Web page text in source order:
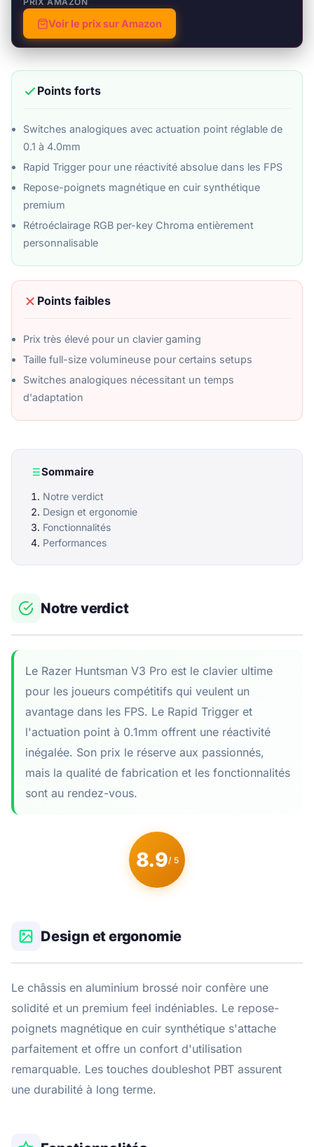
Voir le prix sur Amazon
Points forts
Switches analogiques avec actuation point réglable de
0.1 à 4.0mm
Rapid Trigger pour une réactivité absolue dans les FPS
Repose-poignets magnétique en cuir synthétique
premium
Rétroéclairage RGB per-key Chroma entièrement
personnalisable
Points faibles
Prix très élevé pour un clavier gaming
Taille full-size volumineuse pour certains setups
Switches analogiques nécessitant un temps
d'adaptation
Sommaire
Notre verdict
Design et ergonomie
Fonctionnalités
Performances
Notre verdict
Le Razer Huntsman V3 Pro est le clavier ultime
pour les joueurs compétitifs qui veulent un
avantage dans les FPS. Le Rapid Trigger et
l'actuation point à 0.1mm offrent une réactivité
inégalée. Son prix le réserve aux passionnés,
mais la qualité de fabrication et les fonctionnalités
sont au rendez-vous.
8.9/ 5
Design et ergonomie
Le châssis en aluminium brossé noir confère une
solidité et un premium feel indéniables. Le repose-
poignets magnétique en cuir synthétique s'attache
parfaitement et offre un confort d'utilisation
remarquable. Les touches doubleshot PBT assurent
une durabilité à long terme.